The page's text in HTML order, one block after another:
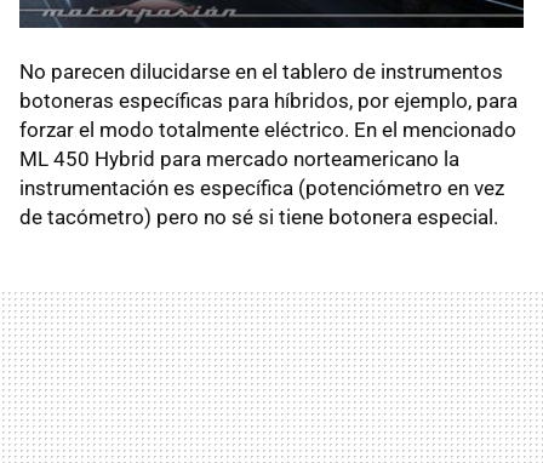
No parecen dilucidarse en el tablero de instrumentos
botoneras específicas para híbridos, por ejemplo, para
forzar el modo totalmente eléctrico. En el mencionado
ML 450 Hybrid para mercado norteamericano la
instrumentación es específica (potenciómetro en vez
de tacómetro) pero no sé si tiene botonera especial.